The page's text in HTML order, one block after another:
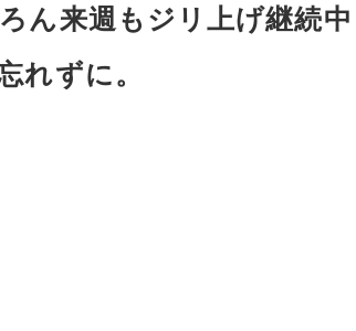
ん来週もジリ上げ継続
れずに。